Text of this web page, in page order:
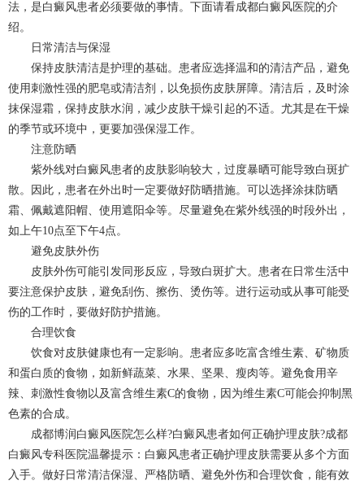
法，是白癜风患者必须要做的事情。下面请看成都白癜风 医院的介
绍。
日常清洁与保湿
保持皮肤清洁是护理的基础。患者应选择温和的清洁产品，避免
使用刺激性强的肥皂或清洁剂，以免损伤皮肤屏障。清洁后，及时涂
抹保湿霜，保持皮肤水润，减少皮肤干燥引起的不适。尤其是在干燥
的季节或环境中，更要加强保湿工作。
注意防晒
紫外线对白癜风患者的皮肤影响较大，过度暴晒可能导致白斑扩
散。因此，患者在外出时一定要做好防晒措施。可以选择涂抹防晒
霜、佩戴遮阳帽、使用遮阳伞等。尽量避免在紫外线强的时段外出，
如上午10点至下午4点。
避免皮肤外伤
皮肤外伤可能引发同形反应，导致白斑扩大。患者在日常生活中
要注意保护皮肤，避免刮伤、擦伤、烫伤等。进行运动或从事可能受
伤的工作时，要做好防护措施。
合理饮食
饮食对皮肤健康也有一定影响。患者应多吃富含维生素、矿物质
和蛋白质的食物，如新鲜蔬菜、水果、坚果、瘦肉等。避免食用辛
辣、刺激性食物以及富含维生素C的食物，因为维生素C可能会抑制黑
色素的合成。
成都博润白癜风医院怎么样?白癜风患者如何正确护理皮肤?成都
白癜风专科医院温馨提示：白癜风患者正确护理皮肤需要从多个方面
入手。做好日常清洁保湿、严格防晒、避免外伤和合理饮食，能有效